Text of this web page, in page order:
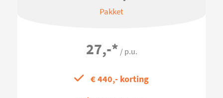
Pakket
27,-* / p.u.
€ 440,- korting